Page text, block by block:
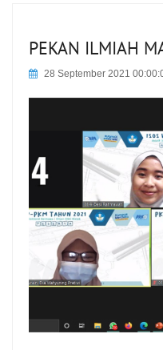
PEKAN ILMIAH
28 September 2021